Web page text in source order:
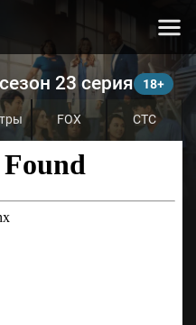
23 серия
FOX СТС